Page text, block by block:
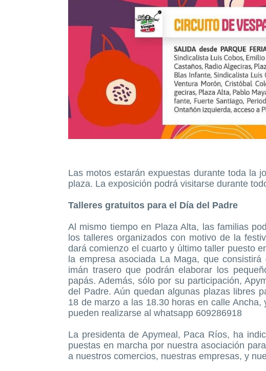
Las motos estarán expuestas durante toda la
plaza. La exposición podrá visitarse durante
Talleres gratuitos para el Día del Padre
Al mismo tiempo en Plaza Alta, las familias
los talleres organizados con motivo de la
dará comienzo el cuarto y último taller puesto
la empresa asociada La Maga, que
imán trasero que podrán elaborar los
papás. Además, sólo por su participación,
del Padre. Aún quedan algunas plazas libres
18 de marzo a las 18.30 horas en calle
pueden realizarse al whatsapp 609286918
La presidenta de Apymeal, Paca Ríos, ha
puestas en marcha por nuestra asociación
a nuestros comercios, nuestras empresas, y